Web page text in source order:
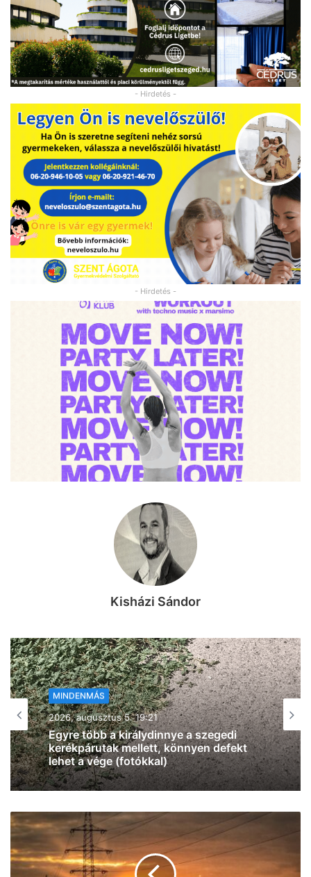
- Hirdetés -
- Hirdetés -
Kisházi Sándor
MINDENMÁS
2026, augusztus 5. 18:42
Szegeden is pokoli a hőség,
országszerte 40 fokot mértek – itt a
legfrissebb beszámoló a
hőséghelyzetről